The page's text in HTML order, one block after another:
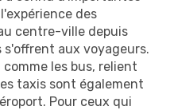
des
centre-ville depuis
s'offrent aux voyageurs.
les bus, relient
taxis sont également
Pour ceux qui